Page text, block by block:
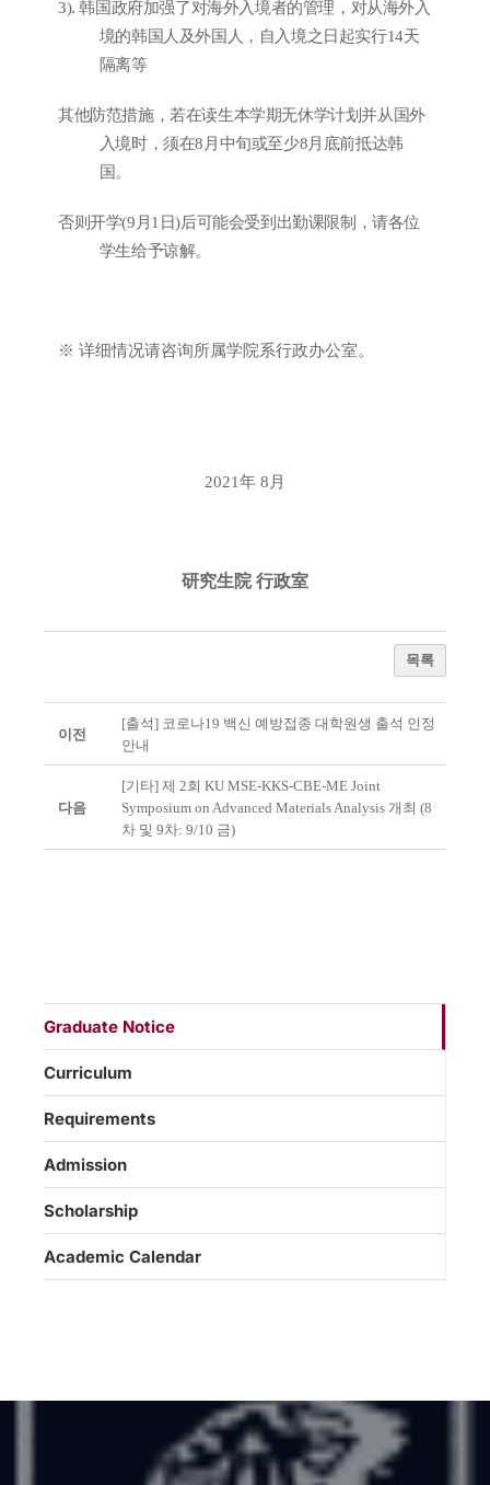
3).韩国政府加强了对海外入境者的管理 ， 对从海外入
境的韩国人及外国人 ， 自入境之日起实行14天
隔离等
其他防范措施，若在读生本学期无休学计划并从国外
入境时，须在8月中旬或至少8月底前抵达韩
国。
否则开学(9月 1 日)后可能会受到出勤课限制 ，请各位
学生给予谅解。
※ 详细情况请咨询所属学院系行政办公室。
2021年 8月
研究生院 行政室
목록
이전
[출석] 코로나19 백신 예방접종 대학원생 출석 인정
안내
다음
[기타] 제 2회 KU MSE-KKS-CBE-ME Joint
Symposium on Advanced Materials Analysis 개최 (8
차 및 9차: 9/10 금)
Graduate Notice
Curriculum
Requirements
Admission
Scholarship
Academic Calendar